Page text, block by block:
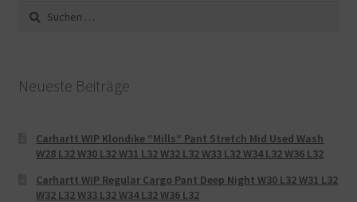
Suche
nach:
Neueste Beiträge
Carhartt WIP Klondike “Mills“ Pant Stretch Mid Used Wash
W28 L32 W30 L32 W31 L32 W32 L32 W33 L32 W34 L32 W36 L32
Carhartt WIP Regular Cargo Pant Deep Night W30 L32 W31 L32
W32 L32 W33 L32 W34 L32 W36 L32